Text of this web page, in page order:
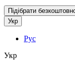
Підібрати
Укр
Рус
Укр